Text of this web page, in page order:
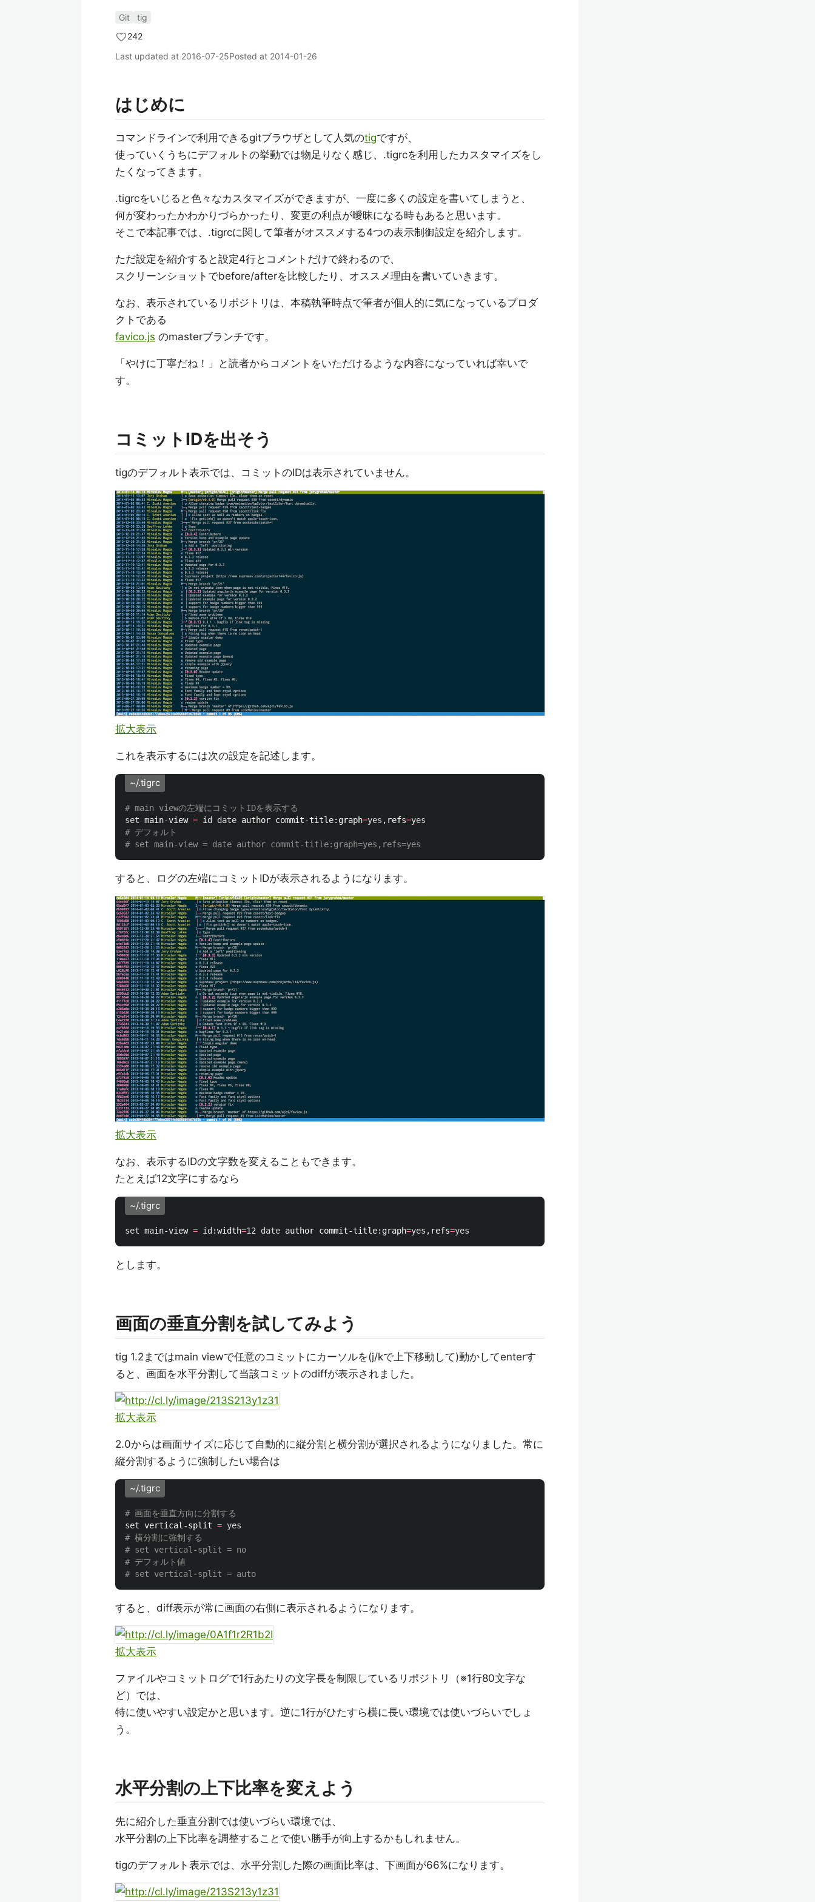
Git
tig
242
Last updated at 2016-07-25Posted at 2014-01-26
はじめに
コマンドラインで利用できるgitブラウザとして人気のtigですが、
使っていくうちにデフォルトの挙動では物足りなく感じ、.tigrcを利用したカスタマイズをし
たくなってきます。
.tigrcをいじると色々なカスタマイズができますが、一度に多くの設定を書いてしまうと、
何が変わったかわかりづらかったり、変更の利点が曖昧になる時もあると思います。
そこで本記事では、.tigrcに関して筆者がオススメする4つの表示制御設定を紹介します。
ただ設定を紹介すると設定4行とコメントだけで終わるので、
スクリーンショットでbefore/afterを比較したり、オススメ理由を書いていきます。
なお、表示されているリポジトリは、本稿執筆時点で筆者が個人的に気になっているプロダ
クトである
favico.js のmasterブランチです。
「やけに丁寧だね！」と読者からコメントをいただけるような内容になっていれば幸いで
す。
コミットIDを出そう
tigのデフォルト表示では、コミットのIDは表示されていません。
拡大表示
これを表示するには次の設定を記述します。
~/.tigrc
# main viewの左端にコミットIDを表示する
set main-view = id date author commit-title:graph=yes ,refs=yes
# デフォルト
# set main-view = date author commit-title:graph=yes,refs=yes
すると、ログの左端にコミットIDが表示されるようになります。
拡大表示
なお、表示するIDの文字数を変えることもできます。
たとえば12文字にするなら
~/.tigrc
set main-view = id :width=12 date author commit-title:graph=yes ,refs=yes
とします。
画面の垂直分割を試してみよう
tig 1.2まではmain viewで任意のコミットにカーソルを(j/kで上下移動して)動かしてenterす
ると、画面を水平分割して当該コミットのdiffが表示されました。
拡大表示
2.0からは画面サイズに応じて自動的に縦分割と横分割が選択されるようになりました。常に
縦分割するように強制したい場合は
~/.tigrc
# 画面を垂直方向に分割する
set vertical-split = yes
# 横分割に強制する
# set vertical-split = no
# デフォルト値
# set vertical-split = auto
すると、diff表示が常に画面の右側に表示されるようになります。
拡大表示
ファイルやコミットログで1行あたりの文字長を制限しているリポジトリ（※1行80文字な
ど）では、
特に使いやすい設定かと思います。逆に1行がひたすら横に長い環境では使いづらいでしょ
う。
水平分割の上下比率を変えよう
先に紹介した垂直分割では使いづらい環境では、
水平分割の上下比率を調整することで使い勝手が向上するかもしれません。
tigのデフォルト表示では、水平分割した際の画面比率は、下画面が66%になります。